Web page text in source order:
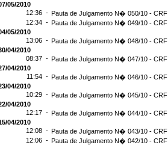
05/2010
12:36 - Pauta de Julgamento N� 050/10 -
12:34 - Pauta de Julgamento N� 049/10 - CRF
05/2010
13:06 - Pauta de Julgamento N� 048/10 -
04/2010
08:37 - Pauta de Julgamento N� 047/10 -
04/2010
11:54 - Pauta de Julgamento N� 046/10 -
04/2010
10:29 - Pauta de Julgamento N� 045/10 -
04/2010
12:17 - Pauta de Julgamento N� 044/10 -
04/2010
12:08 - Pauta de Julgamento N� 043/10 -
12:06 - Pauta de Julgamento N� 042/10 -